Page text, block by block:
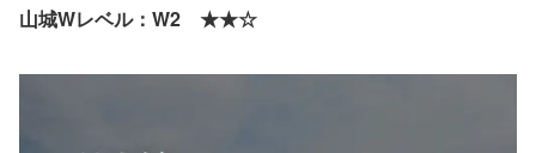
山城Wレベル：W2 ★★☆